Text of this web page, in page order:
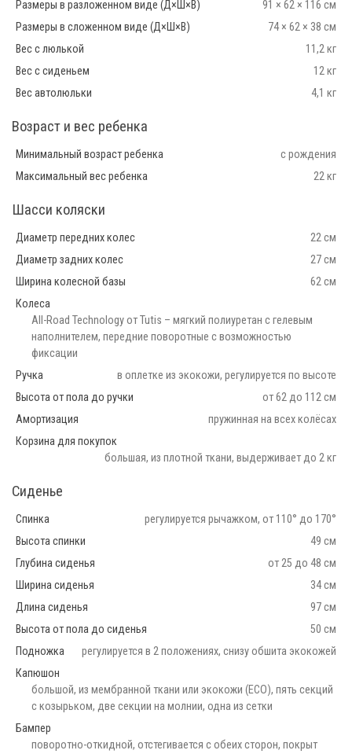
Размеры в разложенном виде (Д×Ш×В)
91 × 62 × 116 см
Размеры в сложенном виде (Д×Ш×В)
74 × 62 × 38 см
Вес с люлькой
11,2 кг
Вес с сиденьем
12 кг
Вес автолюльки
4,1 кг
Возраст и вес ребенка
Минимальный возраст ребенка
с рождения
Максимальный вес ребенка
22 кг
Шасси коляски
Диаметр передних колес
22 см
Диаметр задних колес
27 см
Ширина колесной базы
62 см
Колеса
All-Road Technology от Tutis – мягкий полиуретан с гелевым
наполнителем, передние поворотные с возможностью
фиксации
Ручка
в оплетке из экокожи, регулируется по высоте
Высота от пола до ручки
от 62 до 112 см
Амортизация
пружинная на всех колёсах
Корзина для покупок
большая, из плотной ткани, выдерживает до 2 кг
Сиденье
Спинка
регулируется рычажком, от 110° до 170°
Высота спинки
49 см
Глубина сиденья
от 25 до 48 см
Ширина сиденья
34 см
Длина сиденья
97 см
Высота от пола до сиденья
50 см
Подножка
регулируется в 2 положениях, снизу обшита экокожей
Капюшон
большой, из мембранной ткани или экокожи (ECO), пять секций
с козырьком, две секции на молнии, одна из сетки
Бампер
поворотно-откидной, отстегивается с обеих сторон, покрыт